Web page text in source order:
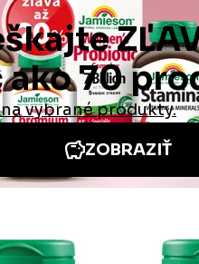
28,90 €
Medzinárodná stránka